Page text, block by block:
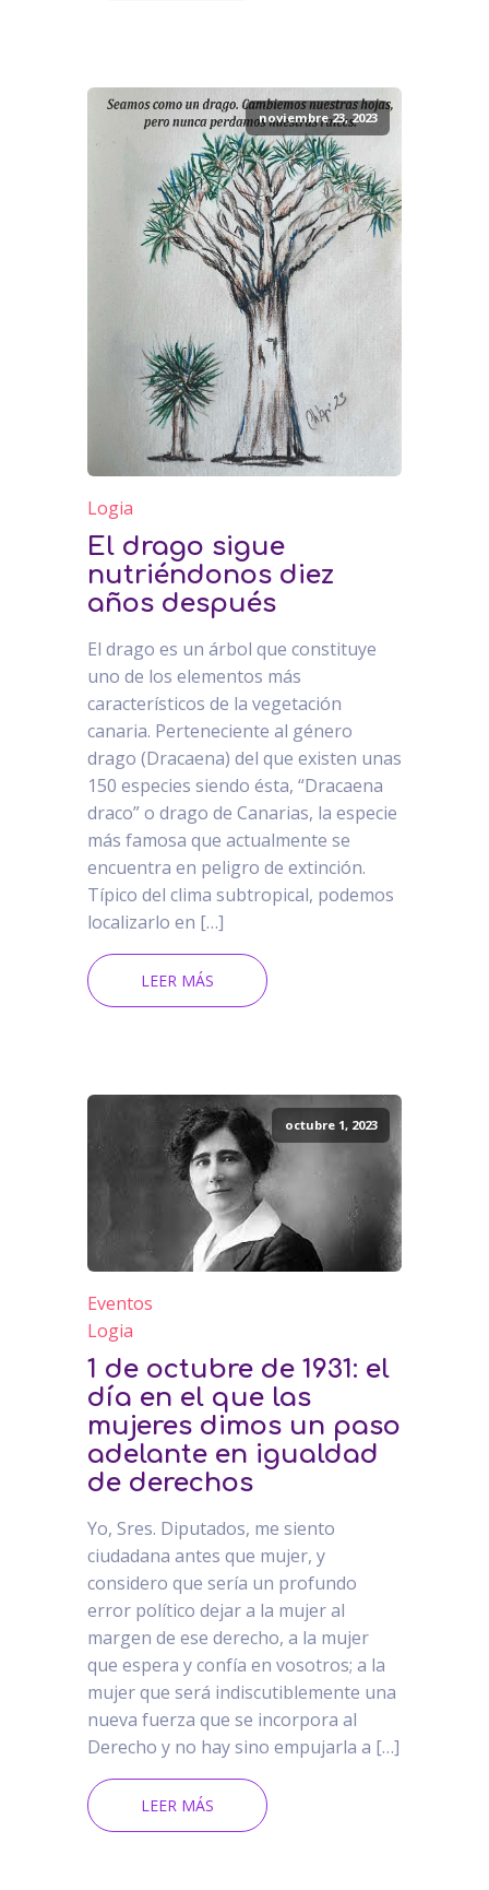
noviembre 23, 2023
Logia
El drago sigue
nutriéndonos diez
años después
El drago es un árbol que constituye
uno de los elementos más
característicos de la vegetación
canaria. Perteneciente al género
drago (Dracaena) del que existen unas
150 especies siendo ésta, “Dracaena
draco” o drago de Canarias, la especie
más famosa que actualmente se
encuentra en peligro de extinción.
Típico del clima subtropical, podemos
localizarlo en […]
LEER MÁS
octubre 1, 2023
Eventos
Logia
1 de octubre de 1931: el
día en el que las
mujeres dimos un paso
adelante en igualdad
de derechos
Yo, Sres. Diputados, me siento
ciudadana antes que mujer, y
considero que sería un profundo
error político dejar a la mujer al
margen de ese derecho, a la mujer
que espera y confía en vosotros; a la
mujer que será indiscutiblemente una
nueva fuerza que se incorpora al
Derecho y no hay sino empujarla a […]
LEER MÁS